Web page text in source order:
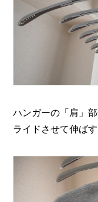
ハンガーの「肩」
ライドさせて伸ば